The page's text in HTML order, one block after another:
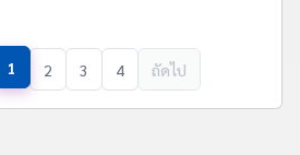
1 2 3 4 ถัดไป